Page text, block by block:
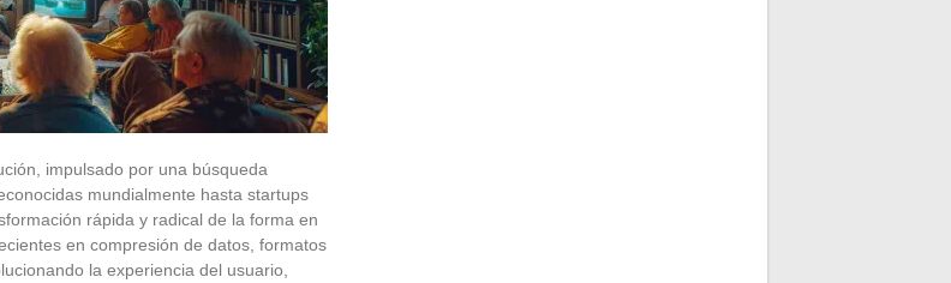
impulsado por una búsqueda
mundialmente hasta startups
rápida y radical de la forma en
en compresión de datos, formatos
la experiencia del usuario,